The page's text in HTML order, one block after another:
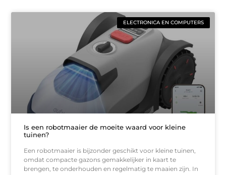
ELECTRONICA EN COMPUTERS
Is een robotmaaier de moeite waard voor kleine
tuinen?
Een robotmaaier is bijzonder geschikt voor kleine tuinen,
omdat compacte gazons gemakkelijker in kaart te
brengen, te onderhouden en regelmatig te maaien zijn. In